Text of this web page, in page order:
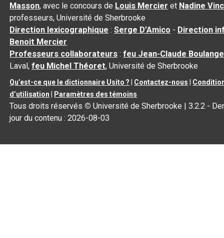
Masson, avec le concours de Louis Mercier et Nadine
professeurs, Université de Sherbrooke
Direction lexicographique :Serge D’Amico - Direction
Benoit Mercier
Professeurs collaborateurs :feu Jean-Claude
Laval,feu Michel Théoret, Université de Sherbrooke
Qu’est-ce que le dictionnaire Usito ? Contactez-nous
d’utilisation
Paramètres des témoins
Tous droits réservés © Université de Sherbrooke |3.2.2 -
jour du contenu :2026-08-03